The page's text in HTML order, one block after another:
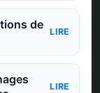
de
LIRE
LIRE